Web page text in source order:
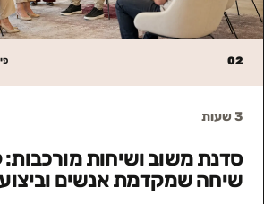
02
3 שעות
סדנת משוב ושיחות מורכבות:
שיחה שמקדמת אנשים